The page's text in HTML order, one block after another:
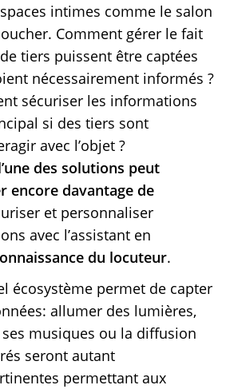
intimes comme le salon
Comment gérer le fait
tiers puissent être captées
nécessairement informés ?
sécuriser les informations
si des tiers sont
avec l’objet ?
des solutions peut
encore davantage de
et personnaliser
avec l’assistant en
du locuteur.
écosystème permet de capter
allumer des lumières,
ses musiques ou la diffusion
seront autant
permettant aux